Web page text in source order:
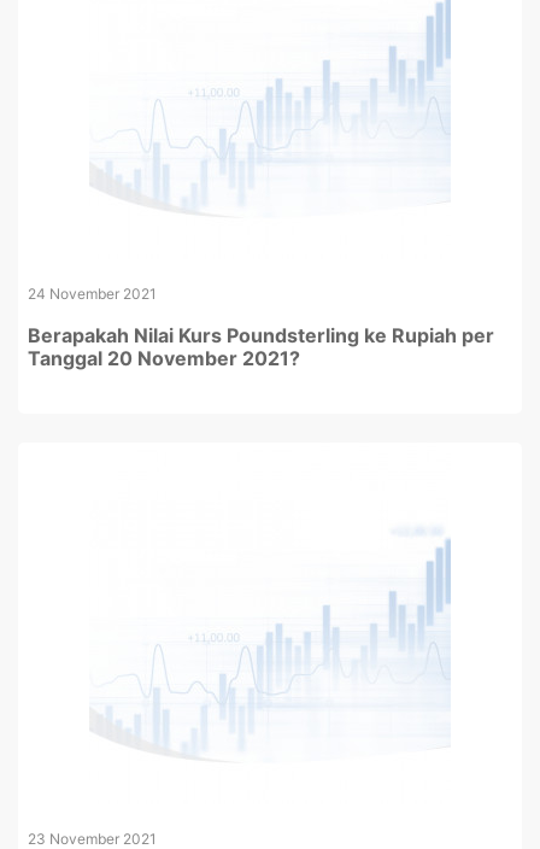
24 November 2021
Berapakah Nilai Kurs Poundsterling ke Rupiah per
Tanggal 20 November 2021?
23 November 2021